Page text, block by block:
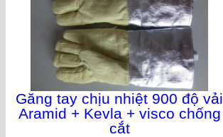
Găng tay chịu nhiệt 900 độ vải
Aramid + Kevla + visco chống
cắt